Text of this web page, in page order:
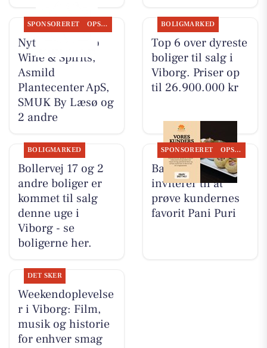
SPONSORERET OPSLAGSTAVLEN
Nyt fra Lahvino
Wine & Spirits,
Asmild
Plantecenter ApS,
SMUK By Læsø og
2 andre
BOLIGMARKED
Top 6 over dyreste
boliger til salg i
Viborg. Priser op
til 26.900.000 kr
BOLIGMARKED
Bollervej 17 og 2
andre boliger er
kommet til salg
denne uge i
Viborg - se
boligerne her.
SPONSORERET OPSLAGSTAVLEN
Bandhan Viborg
inviterer til at
prøve kundernes
favorit Pani Puri
DET SKER
Weekendoplevelse
r i Viborg: Film,
musik og historie
for enhver smag